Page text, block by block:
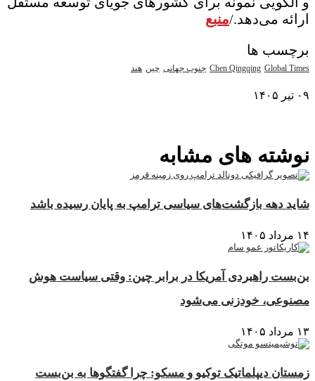
ارائه می‌دهد./منبع
برچسب ها
Chen Qingqing Global Times جنوب جهانی چین هند
۰۹ تیر ۱۴۰۵
نوشته های مشابه
شاید دهه بازگشت‌های سیاسی ترامپ به پایان رسیده باشد
۱۴ مرداد ۱۴۰۵
بن‌بست راهبردی آمریکا در برابر چین: وقتی سیاست هوش
مصنوعی، خودزنی می‌شود
۱۳ مرداد ۱۴۰۵
زمستان دیپلماتیک توکیو و مسکو: چرا گفتگوها به بن‌بست